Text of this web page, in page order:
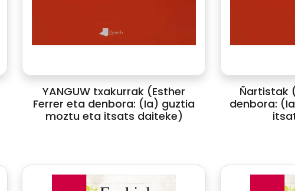
YANGUW txakurrak (Esther
Ferrer eta denbora: (Ia) guztia
moztu eta itsats daiteke)
Ñartistak
denbora: